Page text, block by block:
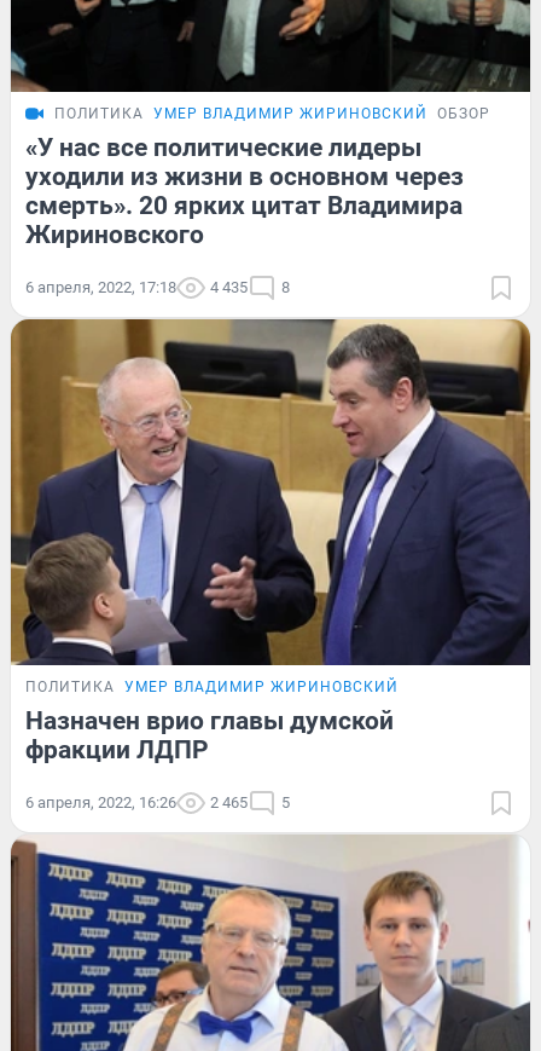
ПОЛИТИКА УМЕР ВЛАДИМИР ЖИРИНОВСКИЙ ОБЗОР
«У нас все политические лидеры
уходили из жизни в основном через
смерть». 20 ярких цитат Владимира
Жириновского
6 апреля, 2022, 17:18 4 435 8
ПОЛИТИКА УМЕР ВЛАДИМИР ЖИРИНОВСКИЙ
Назначен врио главы думской
фракции ЛДПР
6 апреля, 2022, 16:26 2 465 5